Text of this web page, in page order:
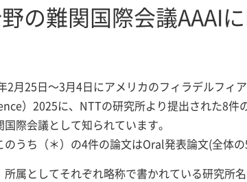
の難関国際会議AAAI
2月25日～3月4日にアメリカのフィラデルフィ
）2025に、NTTの研究所より提出された8件
国際会議として知られています。
のうち（＊）の4件の論文はOral発表論文(全体の
所属としてそれぞれ略称で書かれている研究所